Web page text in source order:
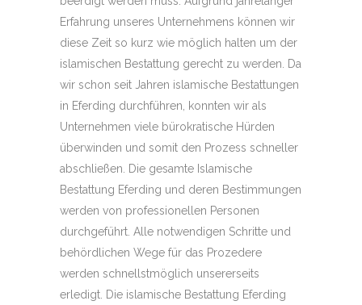
Erfahrung unseres Unternehmens können wir
diese Zeit so kurz wie möglich halten um der
islamischen Bestattung gerecht zu werden. Da
wir schon seit Jahren islamische Bestattungen
in Eferding durchführen, konnten wir als
Unternehmen viele bürokratische Hürden
überwinden und somit den Prozess schneller
abschließen. Die gesamte Islamische
Bestattung Eferding und deren Bestimmungen
werden von professionellen Personen
durchgeführt. Alle notwendigen Schritte und
behördlichen Wege für das Prozedere
werden schnellstmöglich unsererseits
erledigt. Die islamische Bestattung Eferding